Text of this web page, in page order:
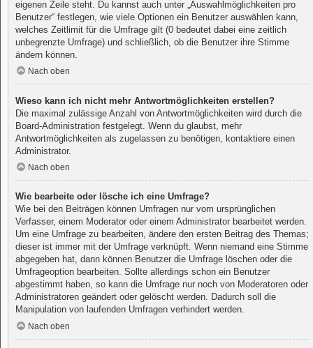
eigenen Zeile steht. Du kannst auch unter „Auswahlmöglichkeiten pro
Benutzer“ festlegen, wie viele Optionen ein Benutzer auswählen kann,
welches Zeitlimit für die Umfrage gilt (0 bedeutet dabei eine zeitlich
unbegrenzte Umfrage) und schließlich, ob die Benutzer ihre Stimme
ändern können.
Nach oben
Wieso kann ich nicht mehr Antwortmöglichkeiten erstellen?
Die maximal zulässige Anzahl von Antwortmöglichkeiten wird durch die
Board-Administration festgelegt. Wenn du glaubst, mehr
Antwortmöglichkeiten als zugelassen zu benötigen, kontaktiere einen
Administrator.
Nach oben
Wie bearbeite oder lösche ich eine Umfrage?
Wie bei den Beiträgen können Umfragen nur vom ursprünglichen
Verfasser, einem Moderator oder einem Administrator bearbeitet werden.
Um eine Umfrage zu bearbeiten, ändere den ersten Beitrag des Themas;
dieser ist immer mit der Umfrage verknüpft. Wenn niemand eine Stimme
abgegeben hat, dann können Benutzer die Umfrage löschen oder die
Umfrageoption bearbeiten. Sollte allerdings schon ein Benutzer
abgestimmt haben, so kann die Umfrage nur noch von Moderatoren oder
Administratoren geändert oder gelöscht werden. Dadurch soll die
Manipulation von laufenden Umfragen verhindert werden.
Nach oben